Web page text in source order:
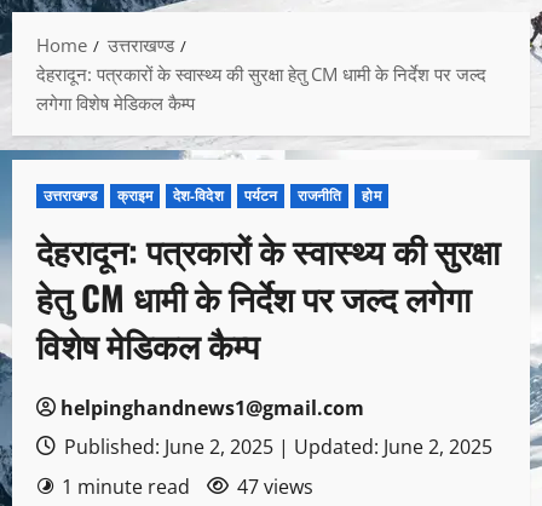
Home
उत्तराखण्ड
देहरादून: पत्रकारों के स्वास्थ्य की सुरक्षा हेतु CM धामी के निर्देश पर जल्द
लगेगा विशेष मेडिकल कैम्प
उत्तराखण्ड क्राइम देश-विदेश पर्यटन राजनीति होम
देहरादून: पत्रकारों के स्वास्थ्य की सुरक्षा
हेतु CM धामी के निर्देश पर जल्द लगेगा
विशेष मेडिकल कैम्प
helpinghandnews1@gmail.com
Published: June 2, 2025 | Updated: June 2, 2025
1 minute read
47 views